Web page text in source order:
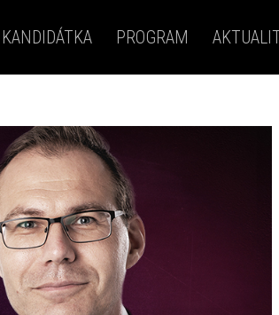
KANDIDÁTKA PROGRAM